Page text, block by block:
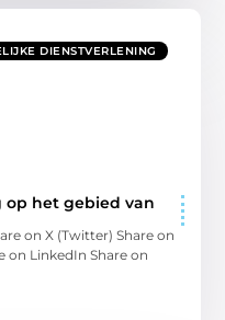
DIENSTVERLENING
het gebied van
on X (Twitter) Share on
on LinkedIn Share on